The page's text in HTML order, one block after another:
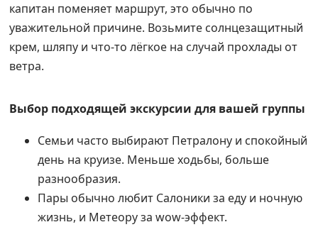
капитан поменяет маршрут, это обычно по
уважительной причине. Возьмите солнцезащитный
крем, шляпу и что‑то лёгкое на случай прохлады от
ветра.
Выбор подходящей экскурсии для вашей группы
Семьи часто выбирают Петралону и спокойный
день на круизе. Меньше ходьбы, больше
разнообразия.
Пары обычно любит Салоники за еду и ночную
жизнь, и Метеору за wow‑эффект.